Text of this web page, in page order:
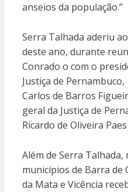
anseios da população.”
Serra Talhada aderiu
deste ano, durante
Conrado o com o
Justiça de
Carlos de Barros
geral da Justiça de
Ricardo de Oliveira
Além de Serra
municípios de Barra de
da Mata e Vicência